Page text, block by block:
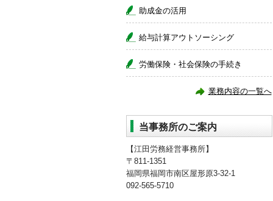
助成金の活用
給与計算アウトソーシング
労働保険・社会保険の手続き
業務内容の一覧へ
当事務所のご案内
【江田労務経営事務所】
〒811-1351
福岡県福岡市南区屋形原3-32-1
092-565-5710